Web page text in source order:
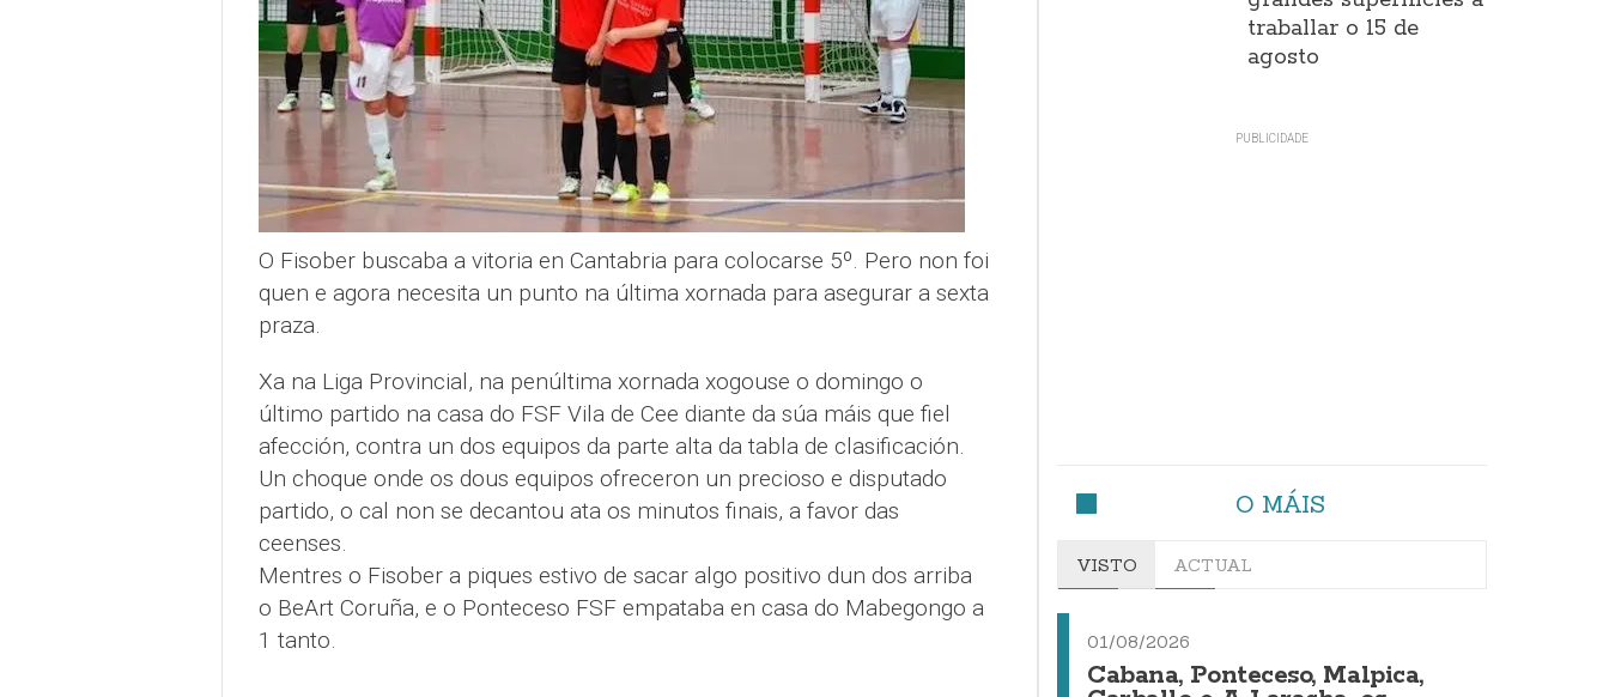
O Fisober buscaba a vitoria en Cantabria para colocarse 5º. Pero non foi
quen e agora necesita un punto na última xornada para asegurar a sexta
praza.
Xa na Liga Provincial, na penúltima xornada xogouse o domingo o
último partido na casa do FSF Vila de Cee diante da súa máis que fiel
afección, contra un dos equipos da parte alta da tabla de clasificación.
Un choque onde os dous equipos ofreceron un precioso e disputado
partido, o cal non se decantou ata os minutos finais, a favor das
ceenses.
Mentres o Fisober a piques estivo de sacar algo positivo dun dos arriba
o BeArt Coruña, e o Ponteceso FSF empataba en casa do Mabegongo a
1 tanto.
traballar o 15 de
agosto
O MÁIS
VISTO ACTUAL
01/08/2026
Cabana, Ponteceso, Malpica,